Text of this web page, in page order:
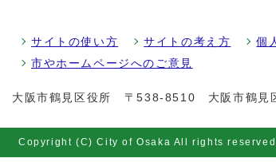
サイトの使い方 サイトの考え方 個
市やホームページへのご意見
大阪市鶴見区役所 〒538-8510 大阪市鶴見
Copyright (C) City of Osaka All rights reserved.